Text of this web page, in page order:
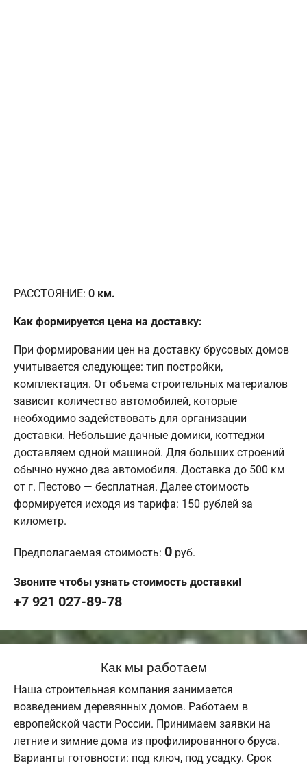
РАССТОЯНИЕ: 0 км.
Как формируется цена на доставку:
При формировании цен на доставку брусовых домов
учитывается следующее: тип постройки,
комплектация. От объема строительных материалов
зависит количество автомобилей, которые
необходимо задействовать для организации
доставки. Небольшие дачные домики, коттеджи
доставляем одной машиной. Для больших строений
обычно нужно два автомобиля. Доставка до 500 км
от г. Пестово — бесплатная. Далее стоимость
формируется исходя из тарифа: 150 рублей за
километр.
Предполагаемая стоимость: 0 руб.
Звоните чтобы узнать стоимость доставки!
+7 921 027-89-78
Как мы работаем
Наша строительная компания занимается
возведением деревянных домов. Работаем в
европейской части России. Принимаем заявки на
летние и зимние дома из профилированного бруса.
Варианты готовности: под ключ, под усадку. Срок